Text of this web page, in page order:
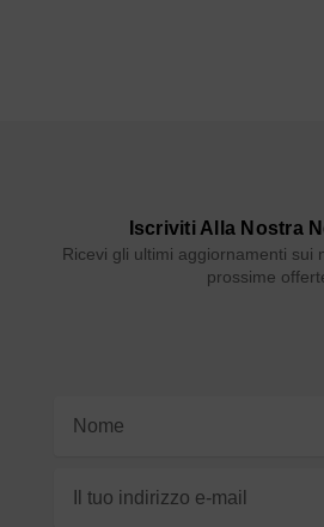
Iscriviti Alla Nostra
Ricevi gli ultimi aggiornamenti sui
prossime